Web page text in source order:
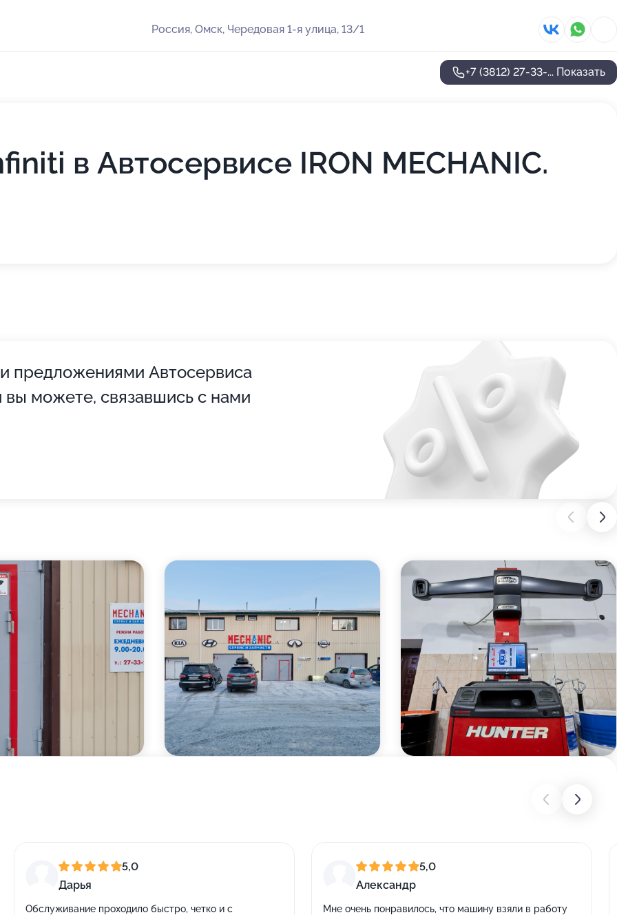
Россия, Омск, Чередовая 1-я улица, 13/1
+7 (3812) 27-33-... Показать
в Автосервисе IRON MECHANIC.
предложениями Автосервиса
вы можете, связавшись с нами
5,0
Дарья
Обслуживание проходило быстро, четко и с
5,0
Александр
Мне очень понравилось, что машину взяли в работу